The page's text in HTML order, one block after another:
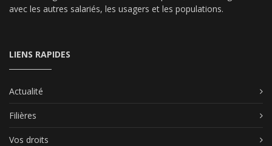
avec les autres salariés, les usagers et les populations.
LIENS RAPIDES
Actualité
Filières
Vos droits